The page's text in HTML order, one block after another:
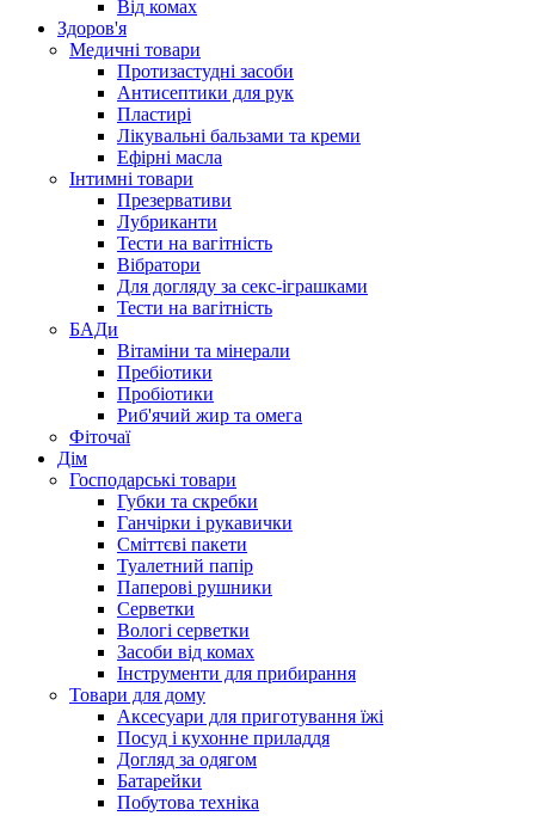
Від комах
Здоров'я
Медичні товари
Протизастудні засоби
Антисептики для рук
Пластирі
Лікувальні бальзами та креми
Ефірні масла
Інтимні товари
Презервативи
Лубриканти
Тести на вагітність
Вібратори
Для догляду за секс-іграшками
Тести на вагітність
БАДи
Вітаміни та мінерали
Пребіотики
Пробіотики
Риб'ячий жир та омега
Фіточаї
Дім
Господарські товари
Губки та скребки
Ганчірки і рукавички
Сміттєві пакети
Туалетний папір
Паперові рушники
Серветки
Вологі серветки
Засоби від комах
Інструменти для прибирання
Товари для дому
Аксесуари для приготування їжі
Посуд і кухонне приладдя
Догляд за одягом
Батарейки
Побутова техніка